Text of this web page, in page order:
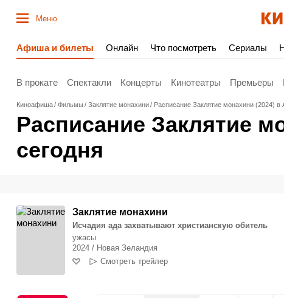
Меню
Афиша и билеты Онлайн Что посмотреть Сериалы
В прокате Спектакли Концерты Кинотеатры Премьеры
Киноафиша Фильмы Заклятие монахини Расписание Заклятие монахини (2024) в
Расписание Заклятие
сегодня
Заклятие монахини
Исчадия ада захватывают христианскую обитель
ужасы
2024 / Новая Зеландия
Смотреть трейлер